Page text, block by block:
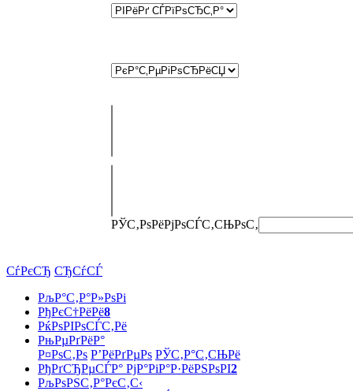
РЎС‚РѕРёРјРѕСЃС‚СЊРѕС‚
СѓРєСЂ СЂСѓСЃ
РљР°С‚Р°Р»РѕРі
РђРєС†РёРё8
РќРѕРІРѕСЃС‚Рё
РњРµРґРёР°
Р¤РѕС‚Рѕ Р’РёРґРµРѕ РЎС‚Р°С‚СЊРё
РђРґСЂРµСЃР° РјР°РіР°Р·РёРЅРѕРІ2
РљРѕРЅС‚Р°РєС‚С‹